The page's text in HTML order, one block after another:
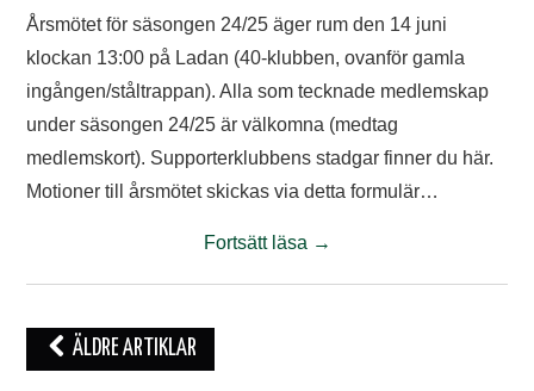
Årsmötet för säsongen 24/25 äger rum den 14 juni
klockan 13:00 på Ladan (40-klubben, ovanför gamla
ingången/ståltrappan). Alla som tecknade medlemskap
under säsongen 24/25 är välkomna (medtag
medlemskort). Supporterklubbens stadgar finner du här.
Motioner till årsmötet skickas via detta formulär…
Fortsätt läsa →
Inläggsnavigering
ÄLDRE ARTIKLAR